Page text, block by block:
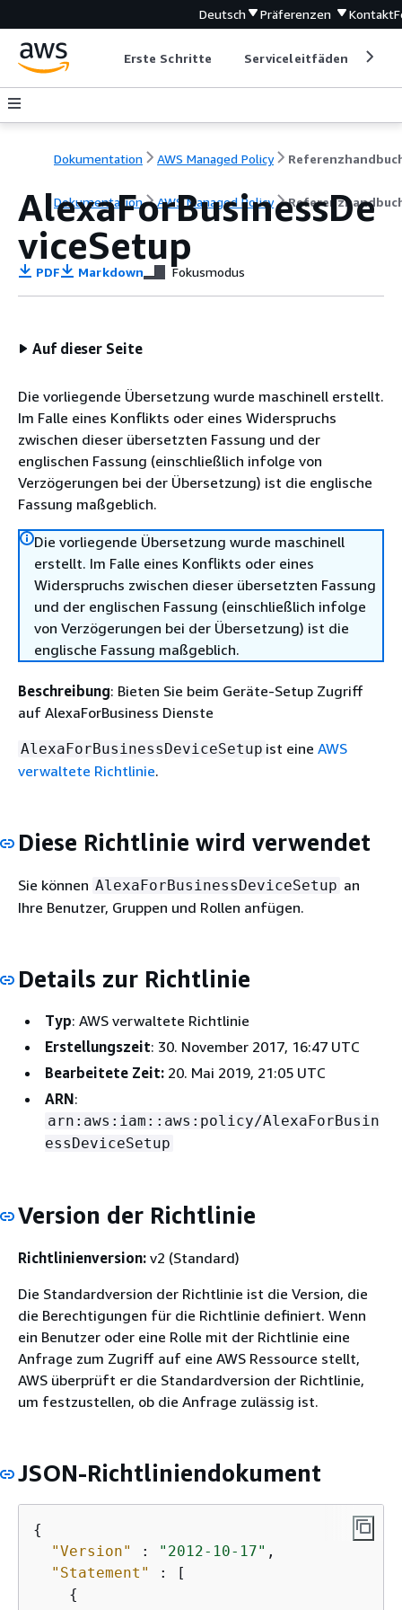
Deutsch Präferenzen Kontakt
Erste Schritte Serviceleitfäden
Dokumentation AWS Managed Policy
Dokumentation AWS Managed Policy
AlexaForBusinessDe
viceSetup
PDF Markdown Fokusmodus
Auf dieser Seite
Die vorliegende Übersetzung wurde maschinell erstellt.
Im Falle eines Konflikts oder eines Widerspruchs
zwischen dieser übersetzten Fassung und der
englischen Fassung (einschließlich infolge von
Verzögerungen bei der Übersetzung) ist die englische
Fassung maßgeblich.
Die vorliegende Übersetzung wurde maschinell
erstellt. Im Falle eines Konflikts oder eines
Widerspruchs zwischen dieser übersetzten Fassung
und der englischen Fassung (einschließlich infolge
von Verzögerungen bei der Übersetzung) ist die
englische Fassung maßgeblich.
Beschreibung: Bieten Sie beim Geräte-Setup Zugriff
auf AlexaForBusiness Dienste
AlexaForBusinessDeviceSetup ist eine AWS
verwaltete Richtlinie.
Diese Richtlinie wird verwendet
Sie können AlexaForBusinessDeviceSetup an
Ihre Benutzer, Gruppen und Rollen anfügen.
Details zur Richtlinie
Typ: AWS verwaltete Richtlinie
Erstellungszeit: 30. November 2017, 16:47 UTC
Bearbeitete Zeit: 20. Mai 2019, 21:05 UTC
ARN:
arn:aws:iam::aws:policy/AlexaForBusin
essDeviceSetup
Version der Richtlinie
Richtlinienversion: v2 (Standard)
Die Standardversion der Richtlinie ist die Version, die
die Berechtigungen für die Richtlinie definiert. Wenn
ein Benutzer oder eine Rolle mit der Richtlinie eine
Anfrage zum Zugriff auf eine AWS Ressource stellt,
AWS überprüft er die Standardversion der Richtlinie,
um festzustellen, ob die Anfrage zulässig ist.
JSON-Richtliniendokument
{
"Version"
: "2012-10-17" ,
"Statement"
: [
{